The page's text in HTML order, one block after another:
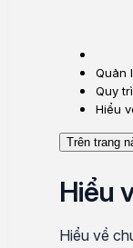
Quản
Quy
Hiểu
Trên trang
Hiểu
Hiểu về